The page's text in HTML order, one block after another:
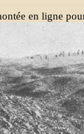
en ligne